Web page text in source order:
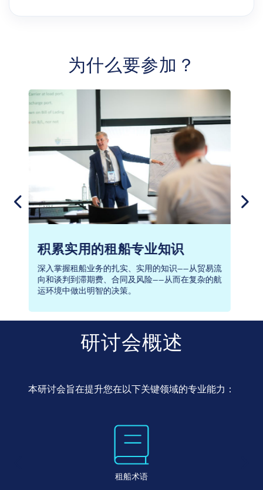
为什么要参加？
让您的访问物超所值
充分利用您在“欧洲散货展”上的时间，收获的不仅
是行业人脉。
研讨会概述
本研讨会旨在提升您在以下关键领域的专业能力：
航运与市场领域的定义